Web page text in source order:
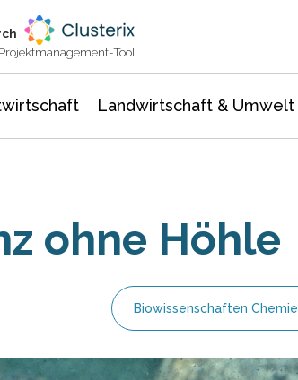
Tool
Landwirtschaft & Umwelt
ohne Höhle
Biowissenschaften Chemie